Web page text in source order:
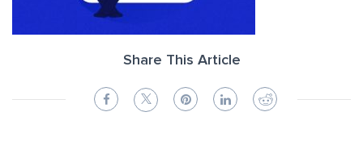
Share This Article